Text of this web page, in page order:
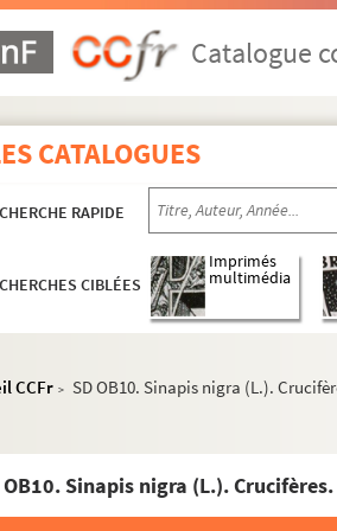
Catalogue
CATALOGUES
RAPIDE
CIBLÉES
Imprimés
multimédia
CCFr > SD OB10. Sinapis nigra (L.).
OB10. Sinapis nigra (L.).
Histoire politique et sociale
du territoire